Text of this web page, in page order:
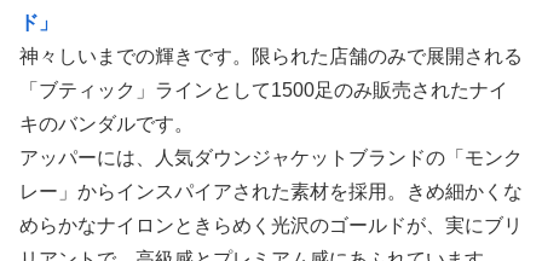
ド」
神々しいまでの輝きです。限られた店舗のみで展開される
「ブティック」ラインとして1500足のみ販売されたナイ
キのバンダルです。
アッパーには、人気ダウンジャケットブランドの「モンク
レー」からインスパイアされた素材を採用。きめ細かくな
めらかなナイロンときらめく光沢のゴールドが、実にブリ